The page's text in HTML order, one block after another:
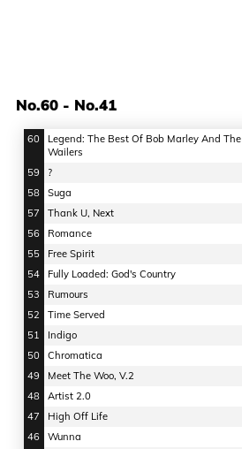
No.60 - No.41
60
Legend: The Best Of Bob Marley And The
Wailers
59
?
58
Suga
57
Thank U, Next
56
Romance
55
Free Spirit
54
Fully Loaded: God's Country
53
Rumours
52
Time Served
51
Indigo
50
Chromatica
49
Meet The Woo, V.2
48
Artist 2.0
47
High Off Life
46
Wunna